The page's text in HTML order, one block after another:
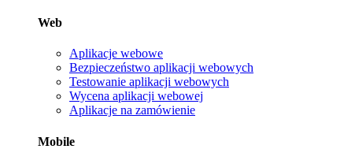
Web
Aplikacje webowe
Bezpieczeństwo aplikacji webowych
Testowanie aplikacji webowych
Wycena aplikacji webowej
Aplikacje na zamówienie
Mobile